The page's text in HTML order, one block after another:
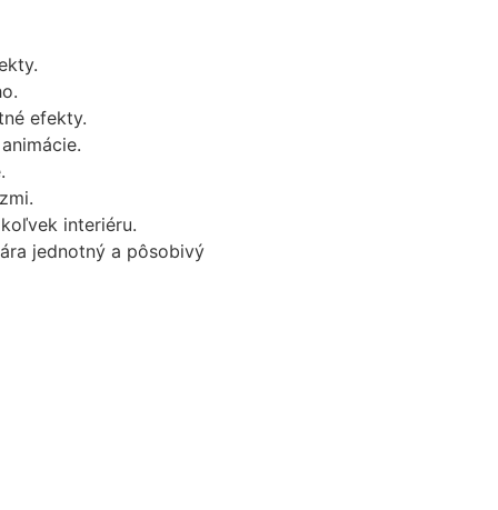
efekty.
interiéru.
jednotný a pôsobivý